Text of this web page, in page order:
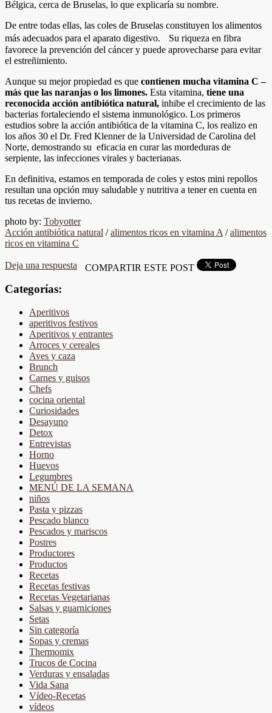
Bélgica, cerca de Bruselas, lo que explicaría su nombre.
De entre todas ellas, las coles de Bruselas constituyen los alimentos
más adecuados para el aparato digestivo. Su riqueza en fibra
favorece la prevención del cáncer y puede aprovecharse para evitar
el estreñimiento.
Aunque su mejor propiedad es que contienen mucha vitamina C –
más que las naranjas o los limones. Esta vitamina, tiene una
reconocida acción antibiótica natural, inhibe el crecimiento de las
bacterias fortaleciendo el sistema inmunológico. Los primeros
estudios sobre la acción antibiótica de la vitamina C, los realizo en
los años 30 el Dr. Fred Klenner de la Universidad de Carolina del
Norte, demostrando su eficacia en curar las mordeduras de
serpiente, las infecciones virales y bacterianas.
En definitiva, estamos en temporada de coles y estos mini repollos
resultan una opción muy saludable y nutritiva a tener en cuenta en
tus recetas de invierno.
photo by: Tobyotter
Acción antibiótica natural /alimentos ricos en vitamina A /alimentos
ricos en vitamina C
Deja una respuesta COMPARTIR ESTE POST
Categorías:
Aperitivos
aperitivos festivos
Aperitivos y entrantes
Arroces y cereales
Aves y caza
Brunch
Carnes y guisos
Chefs
cocina oriental
Curiosidades
Desayuno
Detox
Entrevistas
Horno
Huevos
Legumbres
MENÚ DE LA SEMANA
niños
Pasta y pizzas
Pescado blanco
Pescados y mariscos
Postres
Productores
Productos
Recetas
Recetas festivas
Recetas Vegetarianas
Salsas y guarniciones
Setas
Sin categoría
Sopas y cremas
Thermomix
Trucos de Cocina
Verduras y ensaladas
Vida Sana
Vídeo-Recetas
vídeos